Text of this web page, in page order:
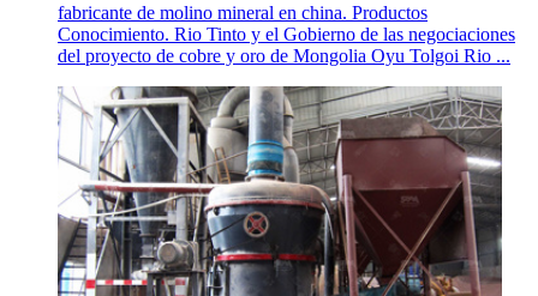
fabricante de molino mineral en china. Productos
Conocimiento. Rio Tinto y el Gobierno de las negociaciones
del proyecto de cobre y oro de Mongolia Oyu Tolgoi Rio ...